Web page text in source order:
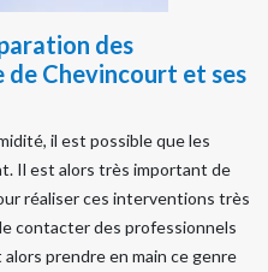
des
Chevincourt et ses
il est possible que les
Il est alors très important de
réaliser ces interventions très
contacter des professionnels
prendre en main ce genre